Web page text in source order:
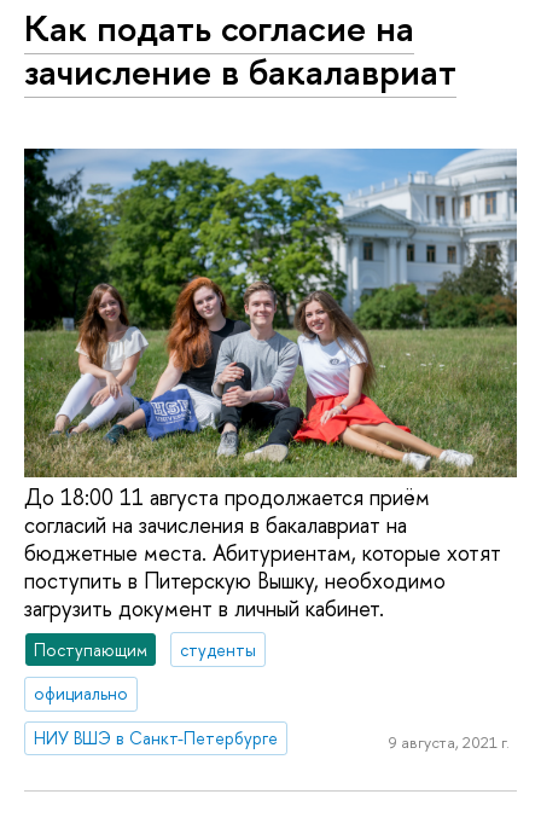
Как подать согласие на
зачисление в бакалавриат
До 18:00 11 августа продолжается приём
согласий на зачисления в бакалавриат на
бюджетные места. Абитуриентам, которые хотят
поступить в Питерскую Вышку, необходимо
загрузить документ в личный кабинет.
Поступающим
студенты
официально
НИУ ВШЭ в Санкт-Петербурге
9 августа, 2021 г.